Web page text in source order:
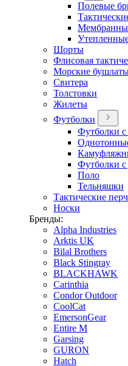
Полевые
Шорты
Флисовая
Морские
Свитера
Толстовки
Жилеты
Футболки
Футболки
Футболки
Поло
Тельняшки
Тактические
Носки
Бренды:
Alpha Industries
Arktis UK
Bilal Brothers
Black Stingray
BLACKHAWK
Carinthia
Condor Outdoor
CoolCat
EmersonGear
Entire M
Garsing
GURON
Hatch